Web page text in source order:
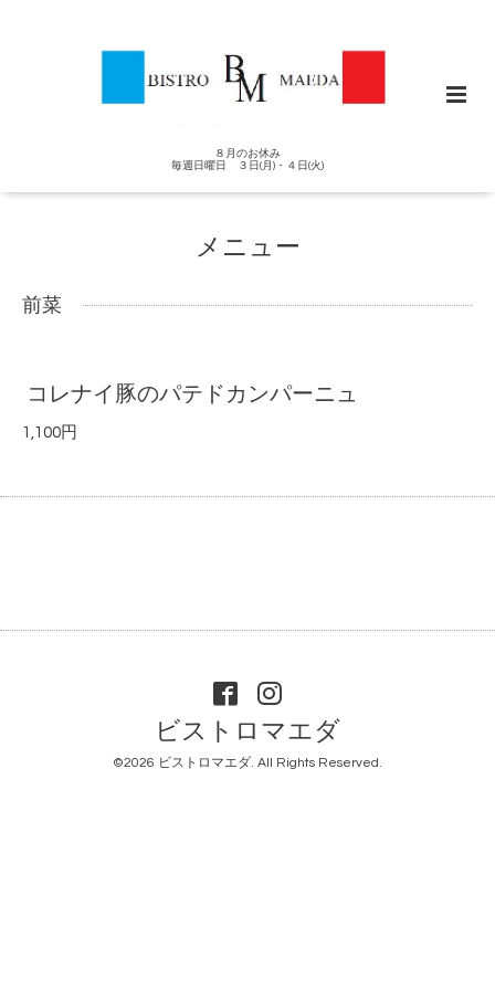
８月のお休み
毎週日曜日 ３日(月)・４日(火)
メニュー
前菜
コレナイ豚のパテドカンパーニュ
1,100円
ビストロマエダ
©2026 ビストロマエダ. All Rights Reserved.